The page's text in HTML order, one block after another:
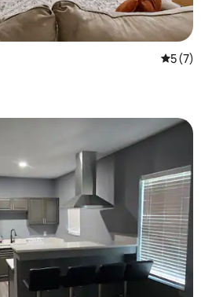
從 7 則評
5 (7)